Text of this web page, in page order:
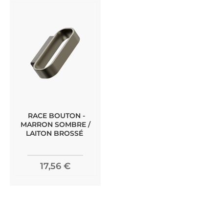
RACE BOUTON -
MARRON SOMBRE /
LAITON BROSSÉ
17,56 €